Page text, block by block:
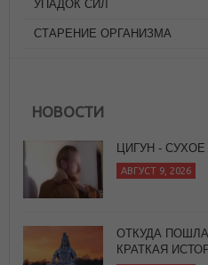
УПАДОК СИЛ
СТАРЕНИЕ ОРГАНИЗМА
НОВОСТИ
АВГУСТ 9, 2026